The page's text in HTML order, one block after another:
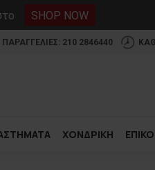
SHOP NOW
210 2846440
ΧΟΝΔΡΙΚΗ